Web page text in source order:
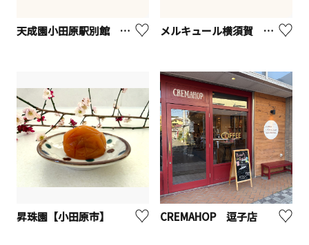
天成園小田原駅別館 スカイダイニング メルキュール横須賀 ビストロ・ブルゴーニュ
昇珠園【小田原市】 CREMAHOP 逗子店